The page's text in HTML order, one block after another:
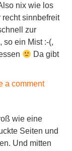
nix wie los
recht sinnbefreit
zur
ein Mist :-(,
Da gibt
a comment
wie eine
Seiten und
Und mitten